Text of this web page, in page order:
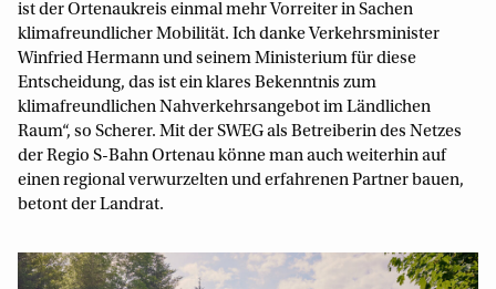
ist der Ortenaukreis einmal mehr Vorreiter in Sachen
klimafreundlicher Mobilität. Ich danke Verkehrsminister
Winfried Hermann und seinem Ministerium für diese
Entscheidung, das ist ein klares Bekenntnis zum
klimafreundlichen Nahverkehrsangebot im Ländlichen
Raum“, so Scherer. Mit der SWEG als Betreiberin des Netzes
der Regio S-Bahn Ortenau könne man auch weiterhin auf
einen regional verwurzelten und erfahrenen Partner bauen,
betont der Landrat.